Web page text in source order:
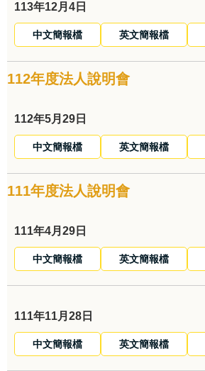
113年12月4日
中文簡報檔 英文簡報檔
112年度法人說明會
112年5月29日
中文簡報檔 英文簡報檔
111年度法人說明會
111年4月29日
中文簡報檔 英文簡報檔
111年11月28日
中文簡報檔 英文簡報檔